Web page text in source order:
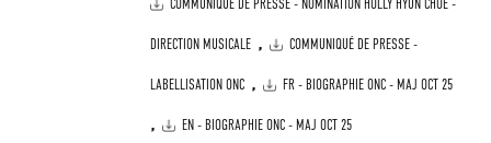
COMMUNIQUÉ DE PRESSE - NOMINATION HOLLY HYUN CHOE -
DIRECTION MUSICALE , COMMUNIQUÉ DE PRESSE -
LABELLISATION ONC , FR - BIOGRAPHIE ONC - MAJ OCT 25
, EN - BIOGRAPHIE ONC - MAJ OCT 25